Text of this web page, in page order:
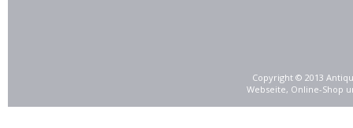
Copyright © 2013
Webseite, Online-Shop